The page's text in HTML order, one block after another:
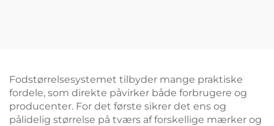
Fodstørrelsesystemet tilbyder mange praktiske
fordele, som direkte påvirker både forbrugere og
producenter. For det første sikrer det ens og
pålidelig størrelse på tværs af forskellige mærker og